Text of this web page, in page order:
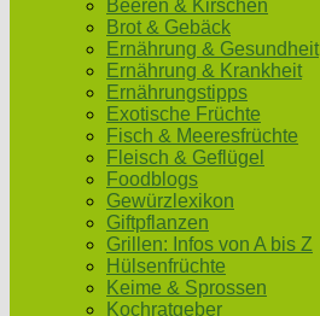
Beeren & Kirschen
Brot & Gebäck
Ernährung & Gesundheit
Ernährung & Krankheit
Ernährungstipps
Exotische Früchte
Fisch & Meeresfrüchte
Fleisch & Geflügel
Foodblogs
Gewürzlexikon
Giftpflanzen
Grillen: Infos von A bis Z
Hülsenfrüchte
Keime & Sprossen
Kochratgeber